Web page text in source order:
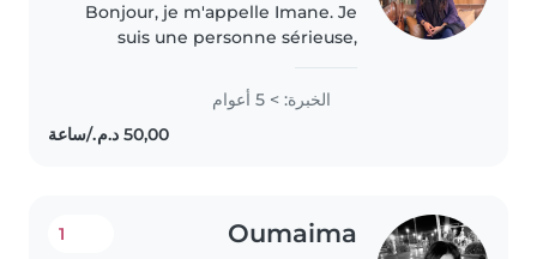
Bonjour, je m'appelle Imane. Je
suis une personne sérieuse,
beaucoup les enfants et je sais
m'occuper d'eux avec patience,
attention et douceur. J'ai
الخبرة: > 5 أعوام
Oumaima
1